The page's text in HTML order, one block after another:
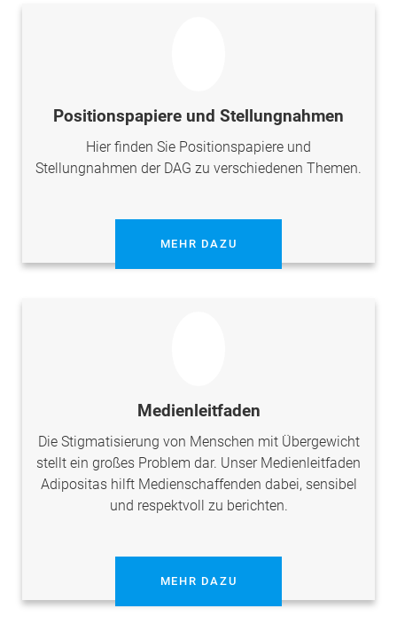
Positionspapiere und Stellungnahmen
Hier finden Sie Positionspapiere und
Stellungnahmen der DAG zu verschiedenen Themen.
MEHR DAZU
Medienleitfaden
Die Stigmatisierung von Menschen mit Übergewicht
stellt ein großes Problem dar. Unser Medienleitfaden
Adipositas hilft Medienschaffenden dabei, sensibel
und respektvoll zu berichten.
MEHR DAZU